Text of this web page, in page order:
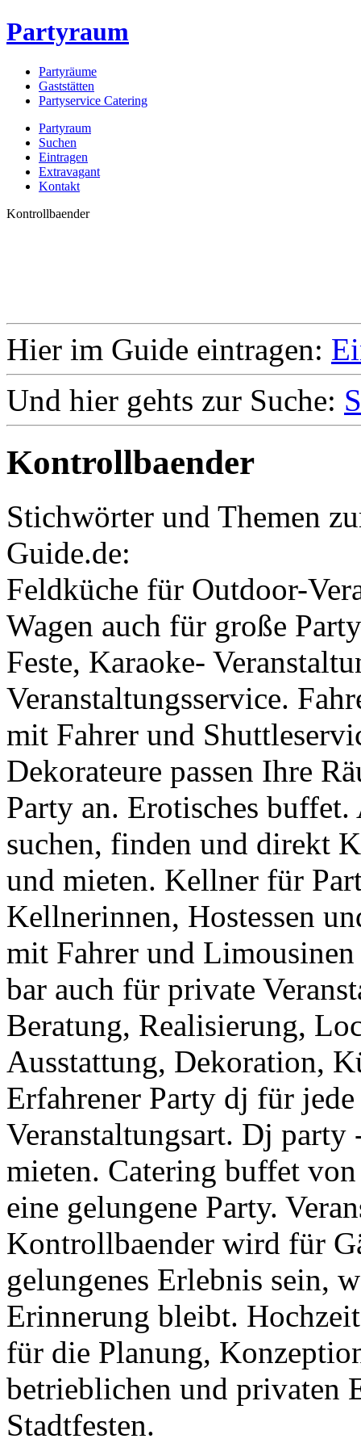
Partyraum
Partyräume
Gaststätten
Partyservice Catering
Partyraum
Suchen
Eintragen
Extravagant
Kontakt
Kontrollbaender
Hier im Guide eintragen:
Und hier gehts zur Suche:
Kontrollbaender
Stichwörter und Themen
Guide.de:
Feldküche für Outdoor-
Wagen auch für große
Feste, Karaoke-
Veranstaltungsservice.
mit Fahrer und
Dekorateure passen Ihre
Party an. Erotisches
suchen, finden und direkt
und mieten. Kellner für
Kellnerinnen, Hostessen
mit Fahrer und
bar auch für private
Beratung, Realisierung,
Ausstattung, Dekoration,
Erfahrener Party dj für
Veranstaltungsart. Dj
mieten. Catering buffet
eine gelungene Party.
Kontrollbaender wird für
gelungenes Erlebnis sein,
Erinnerung bleibt.
für die Planung,
betrieblichen und privaten
Stadtfesten.